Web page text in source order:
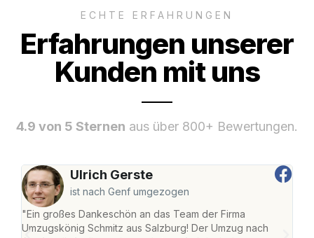
ECHTE ERFAHRUNGEN
Erfahrungen unserer
Kunden mit uns
4.9 von 5 Sternen aus über 800+ Bewertungen.
Ulrich Gerste
ist nach Genf umgezogen
"Ein großes Dankeschön an das Team der Firma
Umzugskönig Schmitz aus Salzburg! Der Umzug nach